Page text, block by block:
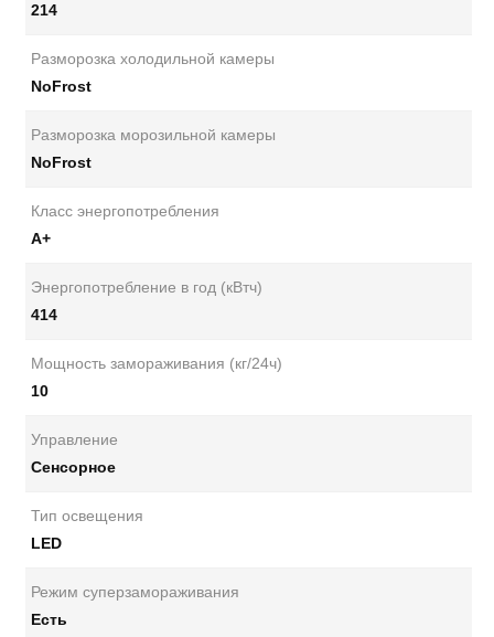
214
Разморозка холодильной камеры
NoFrost
Разморозка морозильной камеры
NoFrost
Класс энергопотребления
А+
Энергопотребление в год (кВтч)
414
Мощность замораживания (кг/24ч)
10
Управление
Сенсорное
Тип освещения
LED
Режим суперзамораживания
Есть